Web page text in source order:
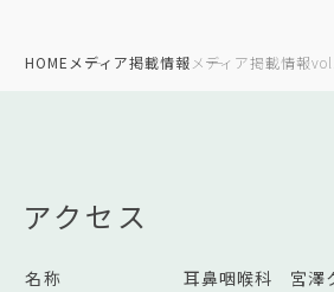
HOME メディア掲載情報 メディア掲載情報
アクセス
名称
耳鼻咽喉科 宮澤